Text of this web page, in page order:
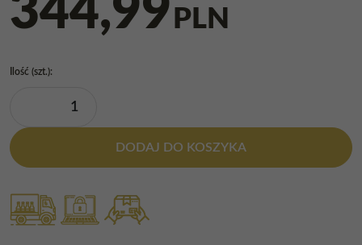
344,99 PLN
Ilość (szt.):
DODAJ DO KOSZYKA